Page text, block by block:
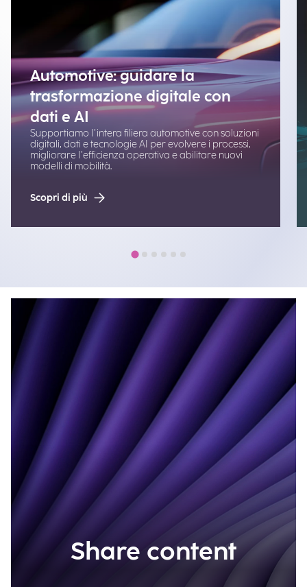
Automotive: guidare la
trasformazione digitale con
dati e AI
Supportiamo l’intera filiera automotive con soluzioni
digitali, dati e tecnologie AI per evolvere i processi,
migliorare l’efficienza operativa e abilitare nuovi
modelli di mobilità.
Scopri di più
Share content